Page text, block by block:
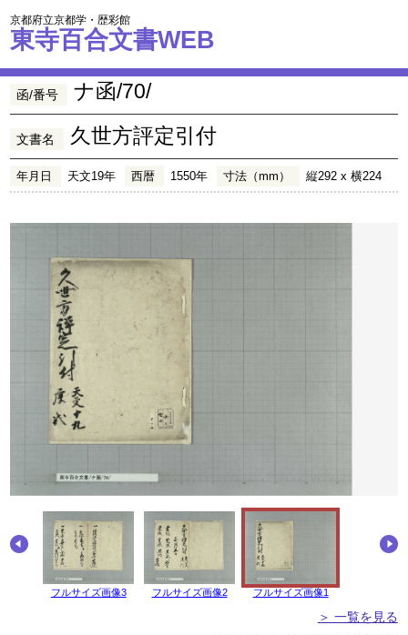
京都府立京都学・歴彩館
東寺百合文書WEB
函/番号 ナ函/70/
文書名 久世方評定引付
年月日 天文19年 西暦 1550年 寸法（mm） 縦292 x 横224
フルサイズ画像3 フルサイズ画像2 フルサイズ画像1
＞ 一覧を見る